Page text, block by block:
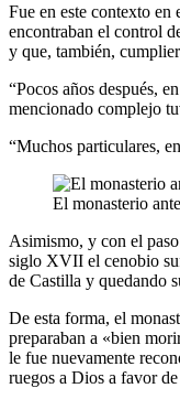
Fue en este contexto
encontraban el control
y que, también,
“Pocos años después,
mencionado complejo
“Muchos particulares,
El monasterio
Asimismo, y con el
siglo XVII el cenobio
de Castilla y quedando
De esta forma, el
preparaban a «bien
le fue nuevamente
ruegos a Dios a favor de